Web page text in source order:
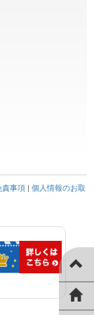
責事項| 個人情報のお取